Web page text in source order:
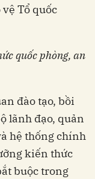
Tổ quốc
quốc phòng, an
đào tạo, bồi
lãnh đạo, quản
hệ thống chính
kiến thức
buộc trong